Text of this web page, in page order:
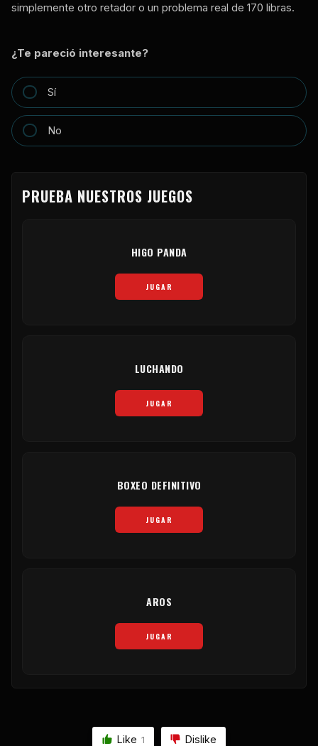
simplemente otro retador o un problema real de 170 libras.
¿Te pareció interesante?
Sí
No
PRUEBA NUESTROS JUEGOS
HIGO PANDA
JUGAR
LUCHANDO
JUGAR
BOXEO DEFINITIVO
JUGAR
AROS
JUGAR
Like 1 Dislike